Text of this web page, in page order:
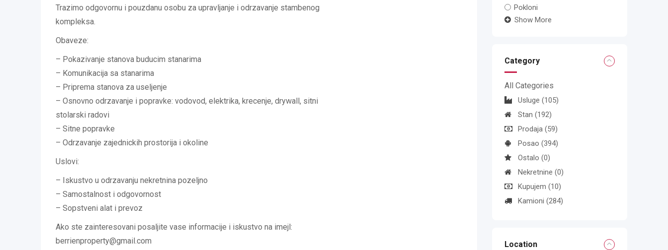
Trazimo odgovornu i pouzdanu osobu za upravljanje i odrzavanje stambenog
kompleksa.
Obaveze:
– Pokazivanje stanova buducim stanarima
– Komunikacija sa stanarima
– Priprema stanova za useljenje
– Osnovno odrzavanje i popravke: vodovod, elektrika, krecenje, drywall, sitni
stolarski radovi
– Sitne popravke
– Odrzavanje zajednickih prostorija i okoline
Uslovi:
– Iskustvo u odrzavanju nekretnina pozeljno
– Samostalnost i odgovornost
– Sopstveni alat i prevoz
Ako ste zainteresovani posaljite vase informacije i iskustvo na imejl:
berrienproperty@gmail.com
Pokloni
Show More
Category
All Categories
Usluge (105)
Stan (192)
Prodaja (59)
Posao (394)
Ostalo (0)
Nekretnine (0)
Kupujem (10)
Kamioni (284)
Location